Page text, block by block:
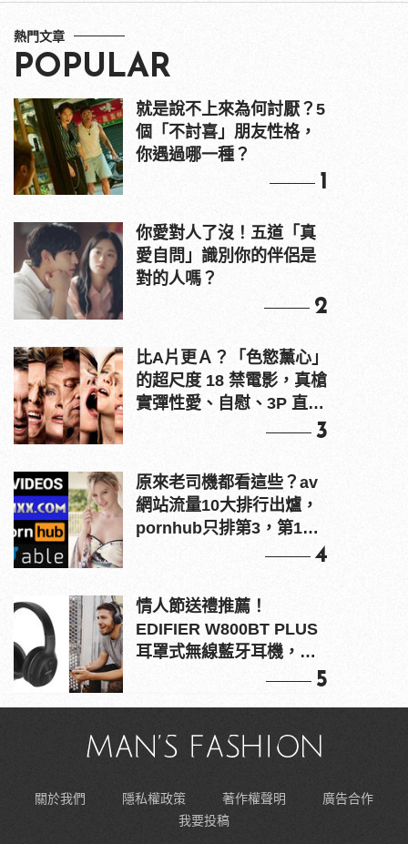
熱門文章
POPULAR
就是說不上來為何討厭？5
個「不討喜」朋友性格，
你遇過哪一種？
1
你愛對人了沒！五道「真
愛自問」識別你的伴侶是
對的人嗎？
2
比A片更Ａ？「色慾薰心」
的超尺度 18 禁電影，真槍
實彈性愛、自慰、3P 直接
3
原來老司機都看這些？av
網站流量10大排行出爐，
pornhub只排第3，第1名
4
情人節送禮推薦！
EDIFIER W800BT PLUS
耳罩式無線藍牙耳機，在
5
關於我們 隱私權政策 著作權聲明
廣告合作
我要投稿